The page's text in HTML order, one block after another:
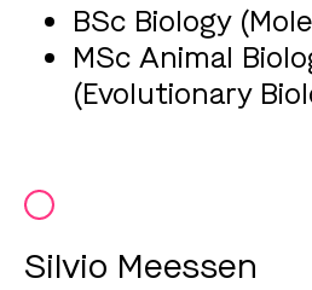
BSc Biology
MSc Animal
(Evolutionary
Silvio Meessen